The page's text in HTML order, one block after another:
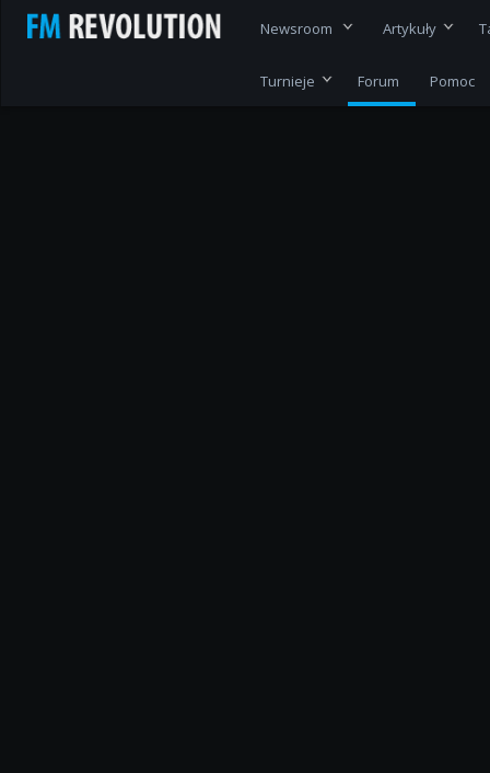
Newsroom Artykuły
Turnieje Forum Pomoc